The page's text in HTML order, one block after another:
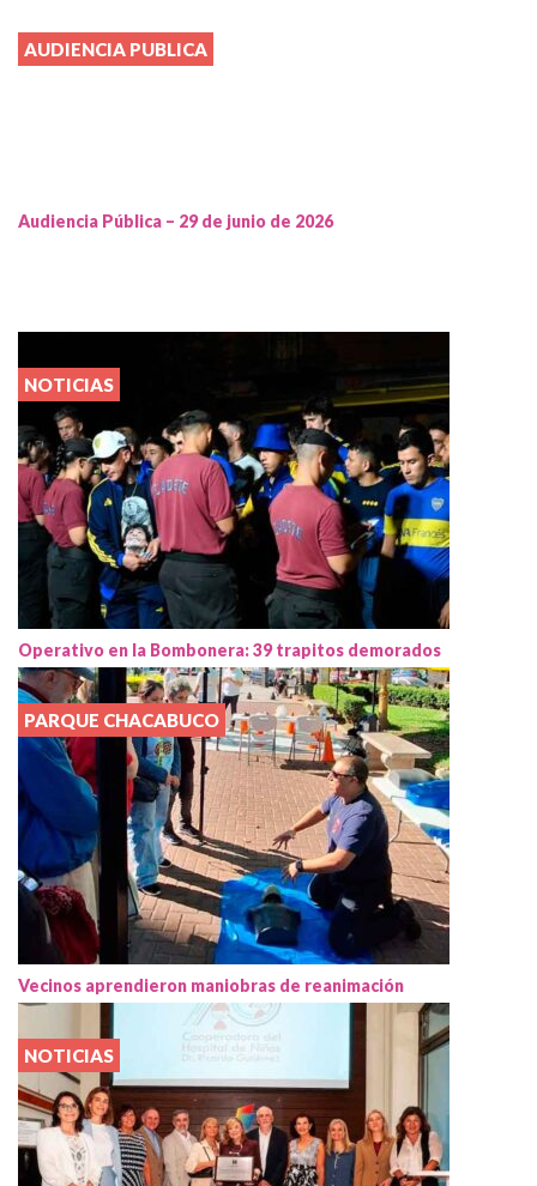
AUDIENCIA PUBLICA
Audiencia Pública – 29 de junio de 2026
NOTICIAS
Operativo en la Bombonera: 39 trapitos demorados
PARQUE CHACABUCO
Vecinos aprendieron maniobras de reanimación
NOTICIAS